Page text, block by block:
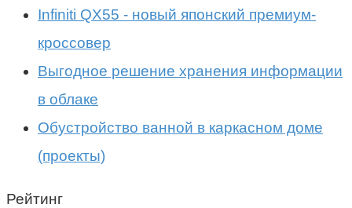
Infiniti QX55 - новый японский премиум-
кроссовер
Выгодное решение хранения информации
в облаке
Обустройство ванной в каркасном доме
(проекты)
Рейтинг